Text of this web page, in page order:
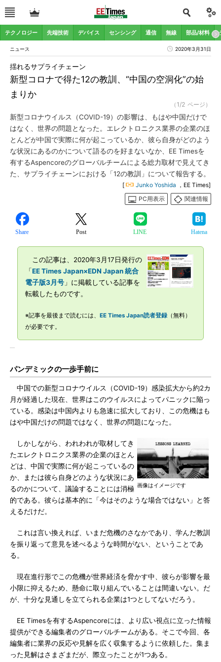
テクノロジー 先端技術 デバイス センシング 通信 無線 部品/材料
ニュース 2020年3月31日
新型コロナで得た12の教訓、“中国の空洞化”の始
まりか
揺れるサプライチェーン
（1/2 ページ）
新型コロナウイルス（COVID-19）の影響は、もはや中国だけで
はなく、世界の問題となった。エレクトロニクス業界の企業のほ
とんどが中国で実際に何が起こっているか、彼ら自身がどのよう
な状況にあるのかについて語るのを好まないなか、EE Timesを
有するAspencoreのグローバルチームによる総力取材で見えてき
た、サプライチェーンにおける「12の教訓」について報告する。
[ Junko Yoshida ，EE Times]
PC用表示
関連情報
Share Post LINE Hatena
この記事は、2020年3月17日発行の
「EE Times Japan×EDN Japan 統合
電子版3月号 」に掲載している記事を
転載したものです。
※記事を最後まで読むには、 EE Times Japan読者登録 （無料）
が必要です。
パンデミックの一歩手前に
中国での新型コロナウイルス（COVID-19）感染拡大から約2カ
月が経過した現在、世界はこのウイルスによってパニックに陥っ
ている。感染は中国内よりも急速に拡大しており、この危機はも
はや中国だけの問題ではなく、世界の問題になった。
画像はイメージです
しかしながら、われわれが取材してき
たエレクトロニクス業界の企業のほとん
どは、中国で実際に何が起こっているの
か、または彼ら自身どのような状況にあ
るのかについて、議論することには消極
的である。彼らは基本的に「今はそのような場合ではない」と答
えるだけだ。
これは言い換えれば、いまだ危機のさなかであり、学んだ教訓
を振り返って意見を述べるような時間がない、ということであ
る。
現在進行形でこの危機が世界経済を脅かす中、彼らが影響を最
小限に抑えるため、懸命に取り組んでいることは間違いない。だ
が、十分な見通しを立てられる企業は1つとしてないだろう。
EE Timesを有するAspencoreには、より広い視点に立った情報
提供ができる編集者のグローバルチームがある。そこで今回、各
編集者に業界の反応や見解を広く収集するように依頼した。集ま
った見解はさまざまだが、際立ったことが1つある。